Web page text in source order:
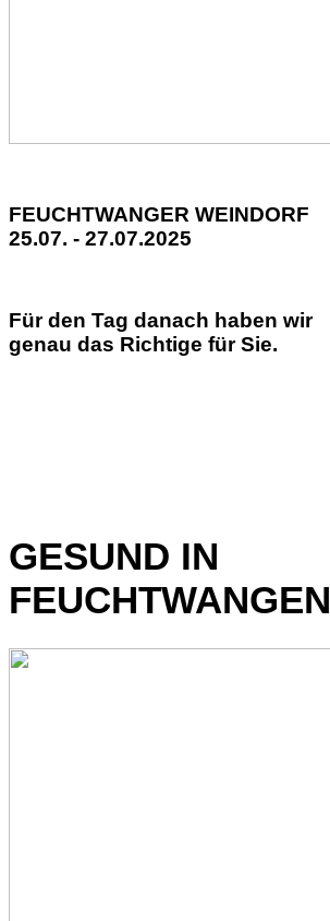
FEUCHTWANGER WEINDORF
25.07. - 27.07.2025
Für den Tag danach haben wir
genau das Richtige für Sie.
GESUND IN
FEUCHTWANGEN